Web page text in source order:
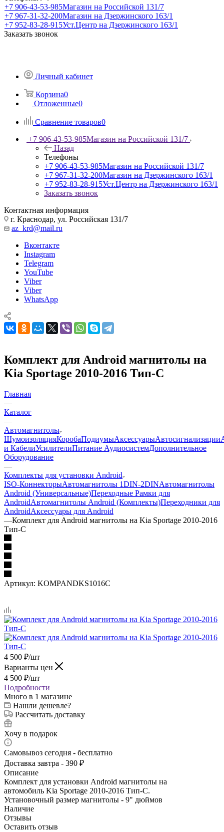
+7 906-43-53-985Магазин на Российской 131/7
+7 967-31-32-200Магазин на Дзержинского 163/1
+7 952-83-28-915Уст.Центр на Дзержинского 163/1
Заказать звонок
Личный кабинет
Корзина0
Отложенные0
Сравнение товаров0
+7 906-43-53-985Магазин на Российской 131/7
Назад
Телефоны
+7 906-43-53-985Магазин на Российской 131/7
+7 967-31-32-200Магазин на Дзержинского 163/1
+7 952-83-28-915Уст.Центр на Дзержинского 163/1
Заказать звонок
Контактная информация
г. Краснодар, ул. Российская 131/7
az_krd@mail.ru
Вконтакте
Instagram
Telegram
YouTube
Viber
Viber
WhatsApp
Комплект для Android магнитолы на
Kia Sportage 2010-2016 Тип-C
Главная
—
Каталог
—
Автомагнитолы
ШумоизоляцияКоробаПодиумыАксессуарыАвтосигнализации
и КабелиУсилителиПитание АудиосистемДополнительное
Оборудование
—
Комплекты для установки Android
ISO-КоннекторыАвтомагнитолы 1DIN-2DINАвтомагнитолы
Android (Универсальные)Переходные Рамки для
AndroidАвтомагнитолы Android (Комплекты)Переходники для
AndroidАксессуары для Android
—Комплект для Android магнитолы на Kia Sportage 2010-2016
Тип-C
Артикул: KOMPANDKS1016C
4 500 ₽/шт
Варианты цен
4 500 ₽/шт
Подробности
Много в 1 магазине
Нашли дешевле?
Рассчитать доставку
Хочу в подарок
Самовывоз сегодня - бесплатно
Доставка завтра - 390 ₽
Описание
Комплект для установки Android магнитолы на
автомобиль Kia Sportage 2010-2016 Тип-C.
Установочный размер магнитолы - 9" дюймов
Наличие
Отзывы
Оставить отзыв